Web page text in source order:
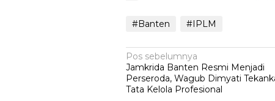
#Banten #IPLM
Navigasi
pos
Pos sebelumnya
Jamkrida Banten Resmi Menjadi
Perseroda, Wagub Dimyati
Tata Kelola Profesional